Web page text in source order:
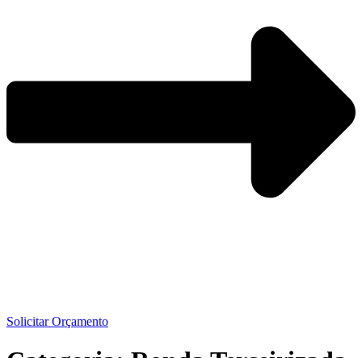
Solicitar Orçamento